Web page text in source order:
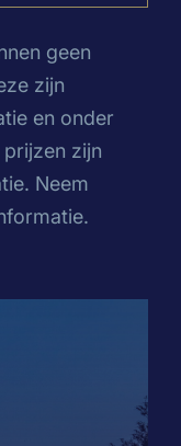
geen
zijn
en onder
zijn
Neem